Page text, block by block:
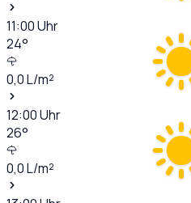
11:00Uhr
24°
0,0L/m²
12:00Uhr
26°
0,0L/m²